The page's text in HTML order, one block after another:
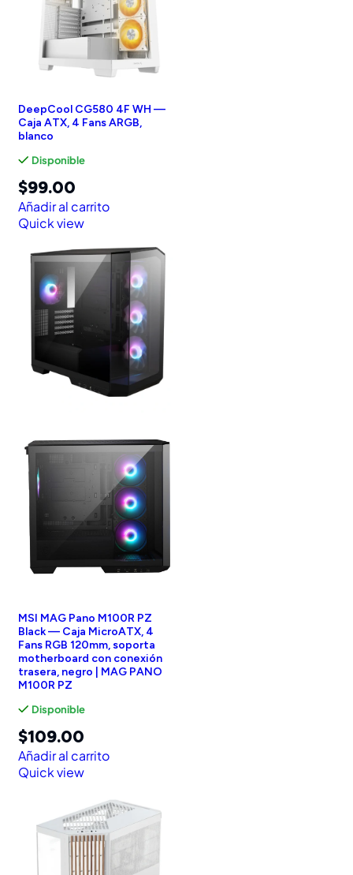
DeepCool CG580 4F WH —
Caja ATX, 4 Fans ARGB,
blanco
Disponible
$99.00
Añadir al carrito
Quick view
MSI MAG Pano M100R PZ
Black — Caja MicroATX, 4
Fans RGB 120mm, soporta
motherboard con conexión
trasera, negro | MAG PANO
M100R PZ
Disponible
$109.00
Añadir al carrito
Quick view